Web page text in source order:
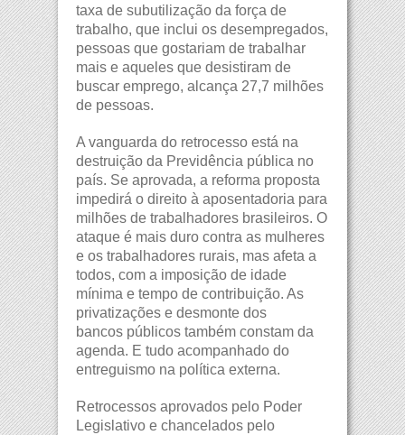
taxa de subutilização da força de
trabalho, que inclui os desempregados,
pessoas que gostariam de trabalhar
mais e aqueles que desistiram de
buscar emprego, alcança 27,7 milhões
de pessoas.
A vanguarda do retrocesso está na
destruição da Previdência pública no
país. Se aprovada, a reforma proposta
impedirá o direito à aposentadoria para
milhões de trabalhadores brasileiros. O
ataque é mais duro contra as mulheres
e os trabalhadores rurais, mas afeta a
todos, com a imposição de idade
mínima e tempo de contribuição. As
privatizações e desmonte dos
bancos públicos também constam da
agenda. E tudo acompanhado do
entreguismo na política externa.
Retrocessos aprovados pelo Poder
Legislativo e chancelados pelo